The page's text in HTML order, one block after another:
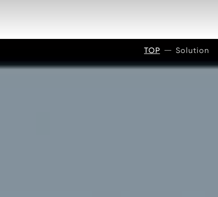
TOP Solution